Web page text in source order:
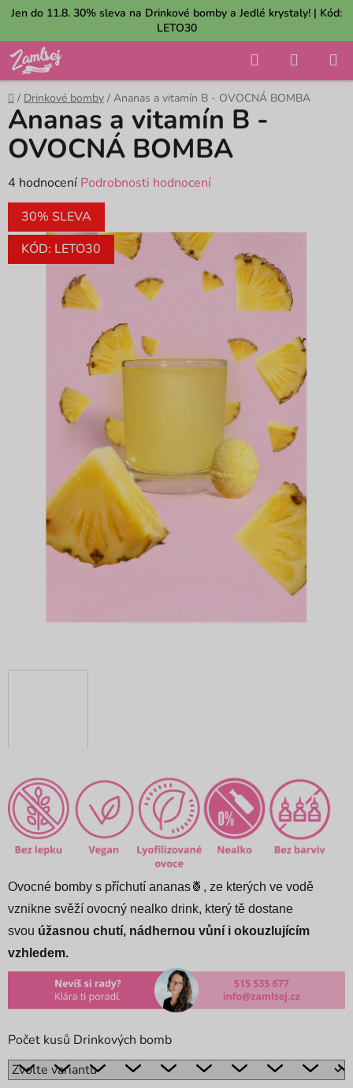
Přejít
obsah
Jen do 11.8. 30% sleva na Drinkové bomby a Jedlé krystaly! | Kód:
LETO30
Hledat
KOŠÍK
Domů
/ Drinkové bomby / Ananas a vitamín B - OVOCNÁ BOMBA
Ovocné bomby s příchutí ananas🍍, ze kterých ve vodě
vznikne svěží ovocný nealko drink, který tě dostane
svou úžasnou chutí, nádhernou vůní i okouzlujícím
vzhledem.
Počet kusů Drinkových bomb
Ananas a vitamín B -
OVOCNÁ BOMBA
Průměrné
hodnocení
produktu
5,0
4 hodnocení Podrobnosti hodnocení
30% SLEVA
KÓD: LETO30